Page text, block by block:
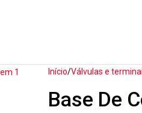
Início Válvulas e
Base De